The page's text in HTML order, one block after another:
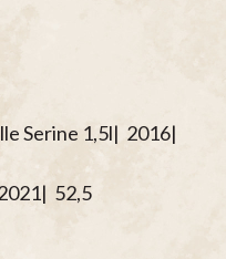
Serine 1,5l| 2016|
52,5